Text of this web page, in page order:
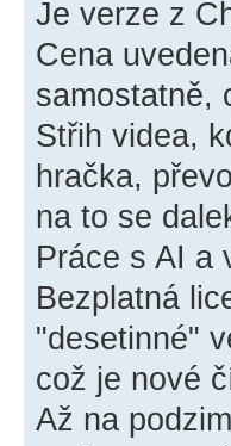
Je verze z
Cena
samostatně,
Střih videa,
hračka,
na to se
Práce s AI a
Bezplatná
"desetinné"
což je nové
Až na